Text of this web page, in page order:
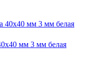
мм 3 мм белая